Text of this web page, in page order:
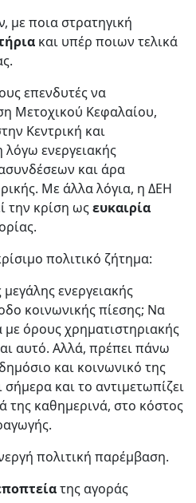
με ποια στρατηγική
και υπέρ ποιων τελικά
επενδυτές να
Μετοχικού Κεφαλαίου,
Κεντρική και
ενεργειακής
και άρα
Με άλλα λόγια, η ΔΕΗ
την κρίση ωςευκαιρία
πολιτικό ζήτημα:
ενεργειακής
κοινωνικής πίεσης; Να
με όρους χρηματιστηριακής
αυτό. Αλλά, πρέπει πάνω
και κοινωνικό της
και το αντιμετωπίζει
της καθημερινά, στο κόστος
πολιτική παρέμβαση.
της αγοράς